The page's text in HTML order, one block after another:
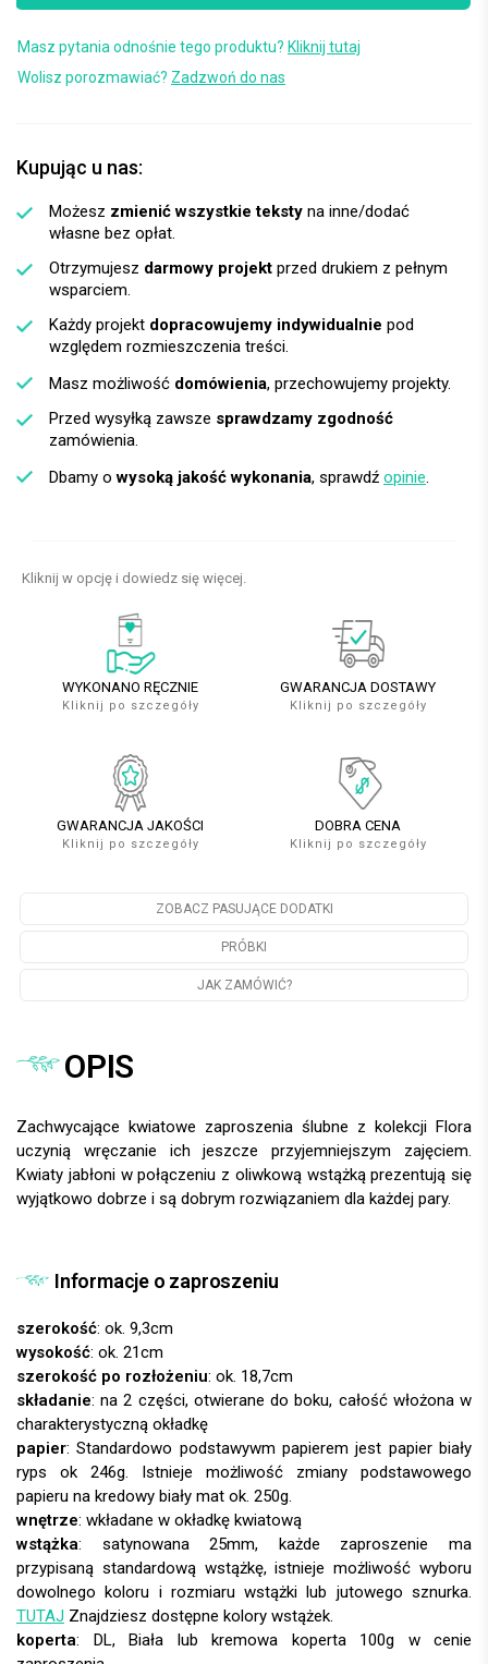
Masz pytania odnośnie tego produktu? Kliknij tutaj
Wolisz porozmawiać? Zadzwoń do nas
Kupując u nas:
Możesz zmienić wszystkie teksty na inne/dodać
własne bez opłat.
Otrzymujesz darmowy projekt przed drukiem z pełnym
wsparciem.
Każdy projekt dopracowujemy indywidualnie pod
względem rozmieszczenia treści.
Masz możliwość domówienia, przechowujemy projekty.
Przed wysyłką zawsze sprawdzamy zgodność
zamówienia.
Dbamy owysoką jakość wykonania, sprawdź opinie.
Kliknij w opcję i dowiedz się więcej.
WYKONANO RĘCZNIE
Kliknij po szczegóły
GWARANCJA DOSTAWY
Kliknij po szczegóły
GWARANCJA JAKOŚCI
Kliknij po szczegóły
DOBRA CENA
Kliknij po szczegóły
ZOBACZ PASUJĄCE DODATKI
PRÓBKI
JAK ZAMÓWIĆ?
OPIS
Zachwycające kwiatowe zaproszenia ślubne z kolekcji Flora
uczynią wręczanie ich jeszcze przyjemniejszym zajęciem.
Kwiaty jabłoni w połączeniu z oliwkową wstążką prezentują się
wyjątkowo dobrze i są dobrym rozwiązaniem dla każdej pary.
Informacje o zaproszeniu
szerokość: ok. 9,3cm
wysokość: ok. 21cm
szerokość po rozłożeniu: ok. 18,7cm
składanie: na 2 części, otwierane do boku, całość włożona w
charakterystyczną okładkę
papier:
wnętrze: wkładane w okładkę kwiatową
wstążka: satynowana 25mm, każde zaproszenie ma
przypisaną standardową wstążkę, istnieje możliwość wyboru
dowolnego koloru i rozmiaru wstążki lub jutowego sznurka.
TUTAJ Znajdziesz dostępne kolory wstążek.
koperta: